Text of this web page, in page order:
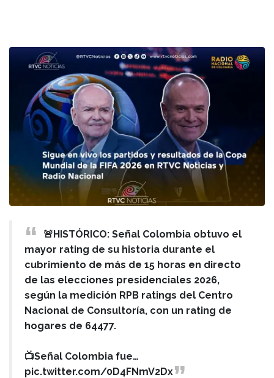
🚨HISTÓRICO: Señal Colombia obtuvo el
mayor rating de su historia durante el
cubrimiento de más de 15 horas en directo
de las elecciones presidenciales 2026,
según la medición RPB ratings del Centro
Nacional de Consultoría, con un rating de
hogares de 64477.
📺Señal Colombia fue…
pic.twitter.com/0D4FNmV2Dx